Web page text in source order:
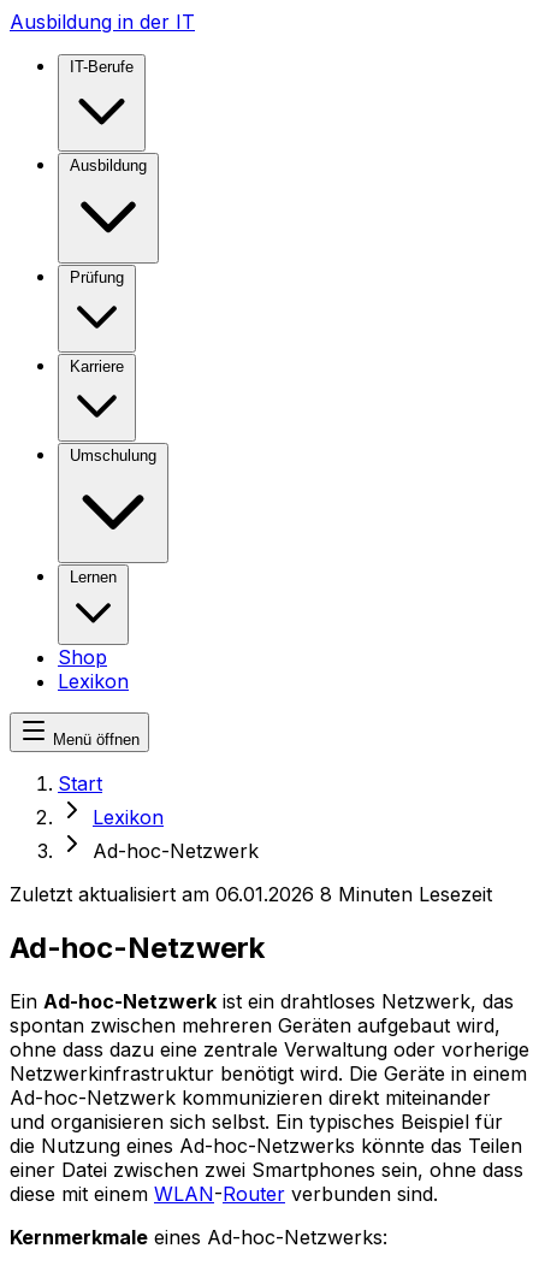
Ausbildung in der IT
IT-Berufe
Ausbildung
Prüfung
Karriere
Umschulung
Lernen
Shop
Lexikon
Menü öffnen
Start
Lexikon
Ad-hoc-Netzwerk
Zuletzt aktualisiert am 06.01.2026 8 Minuten Lesezeit
Ad-hoc-Netzwerk
Ein Ad-hoc-Netzwerk ist ein drahtloses Netzwerk, das
spontan zwischen mehreren Geräten aufgebaut wird,
ohne dass dazu eine zentrale Verwaltung oder vorherige
Netzwerkinfrastruktur benötigt wird. Die Geräte in einem
Ad-hoc-Netzwerk kommunizieren direkt miteinander
und organisieren sich selbst. Ein typisches Beispiel für
die Nutzung eines Ad-hoc-Netzwerks könnte das Teilen
einer Datei zwischen zwei Smartphones sein, ohne dass
diese mit einem WLAN-Router verbunden sind.
Kernmerkmale eines Ad-hoc-Netzwerks: